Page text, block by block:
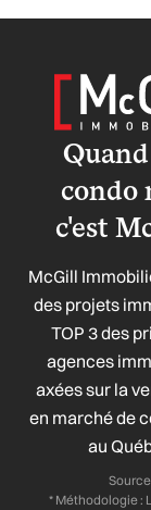
condo
c'est
McGill
des projets
TOP 3 des
agences
axées sur la
en marché de
au
* Méthodologie :